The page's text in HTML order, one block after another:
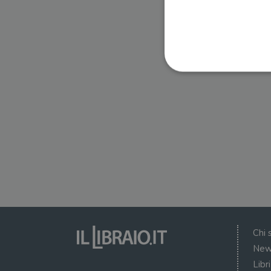
Chi
I cookie strettamente
wordpress_sec_[hash]
CookieScriptConsent